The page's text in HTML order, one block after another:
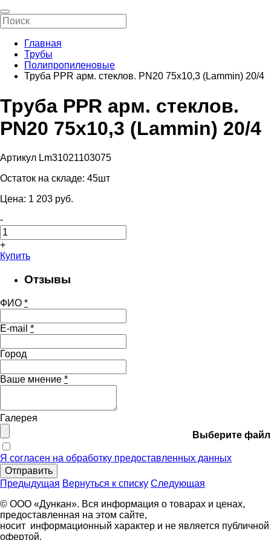
Главная
Трубы
Полипропиленовые
Труба PPR арм. стеклов. PN20 75х10,3 (Lammin) 20/4
Труба PPR арм. стеклов.
PN20 75х10,3 (Lammin) 20/4
Артикул Lm31021103075
Остаток на складе: 45шт
Цена: 1 203 pуб.
-
+
Купить
Отзывы
ФИО *
E-mail *
Город
Ваше мнение *
Галерея
Выберите файл
Я согласен на обработку предоставленных данных
Отправить
Предыдущая Вернуться к списку Следующая
© ООО «Дункан». Вся информация о товарах и ценах,
предоставленная на этом сайте,
носит информационный характер и не является публичной
офертой.